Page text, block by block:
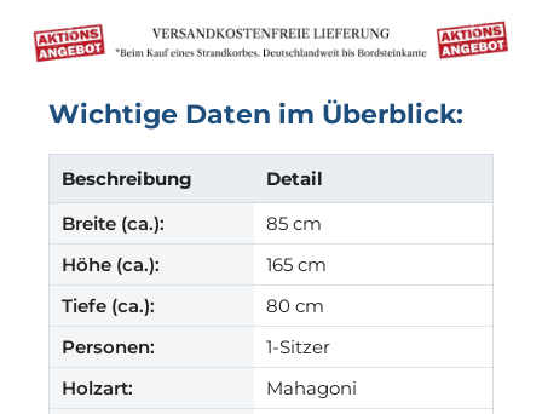
Wichtige Daten im Überblick:
Beschreibung
Detail
Breite (ca.):
85 cm
Höhe (ca.):
165 cm
Tiefe (ca.):
80 cm
Personen:
1-Sitzer
Holzart:
Mahagoni